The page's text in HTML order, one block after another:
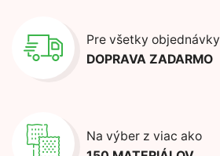
Pre všetky objednávky
DOPRAVA ZADARMO
Na výber z viac ako